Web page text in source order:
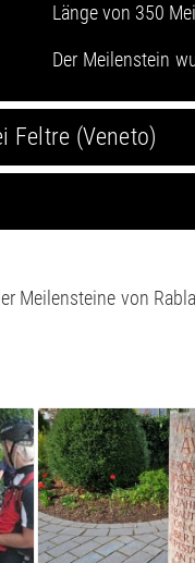
Länge von 350
Der Meilenstein
Hanslwirt in
Feltre (Veneto)
Meilensteine von